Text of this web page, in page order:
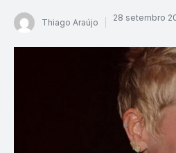
Thiago Araújo 28 setembro